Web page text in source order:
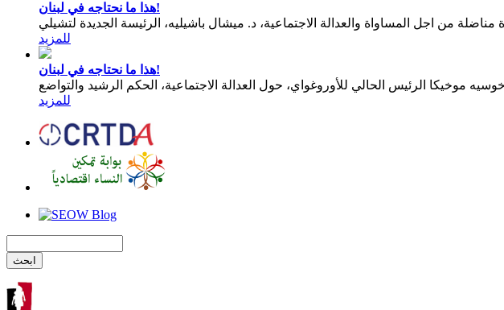
هذا ما نحتاجه في لبنان!
مناضلة من اجل المساواة والعدالة الاجتماعية، د. ميشال باشيليه، الرئيسة الجديدة لتشيلي
للمزيد
هذا ما نحتاجه في لبنان!
للمزيد